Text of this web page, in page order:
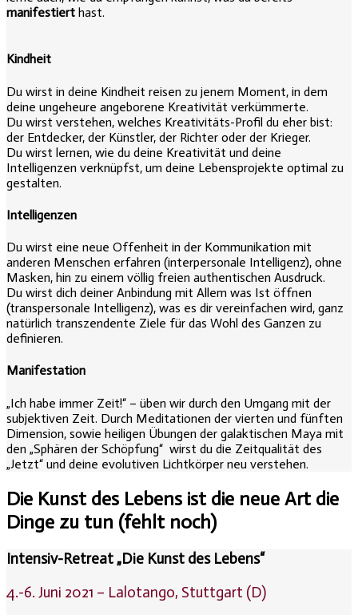
manifestiert hast.
Kindheit
Du wirst in deine Kindheit reisen zu jenem Moment, in dem
deine ungeheure angeborene Kreativität verkümmerte.
Du wirst verstehen, welches Kreativitäts-Profil du eher bist:
der Entdecker, der Künstler, der Richter oder der Krieger.
Du wirst lernen, wie du deine Kreativität und deine
Intelligenzen verknüpfst, um deine Lebensprojekte optimal zu
gestalten.
Intelligenzen
Du wirst eine neue Offenheit in der Kommunikation mit
anderen Menschen erfahren (interpersonale Intelligenz), ohne
Masken, hin zu einem völlig freien authentischen Ausdruck.
Du wirst dich deiner Anbindung mit Allem was Ist öffnen
(transpersonale Intelligenz), was es dir vereinfachen wird, ganz
natürlich transzendente Ziele für das Wohl des Ganzen zu
definieren.
Manifestation
„Ich habe immer Zeit!“ – üben wir durch den Umgang mit der
subjektiven Zeit. Durch Meditationen der vierten und fünften
Dimension, sowie heiligen Übungen der galaktischen Maya mit
den „Sphären der Schöpfung“ wirst du die Zeitqualität des
„Jetzt“ und deine evolutiven Lichtkörper neu verstehen.
Die Kunst des Lebens ist die neue Art die
Dinge zu tun (fehlt noch)
Intensiv-Retreat „Die Kunst des Lebens“
4.-6. Juni 2021 – Lalotango, Stuttgart (D)